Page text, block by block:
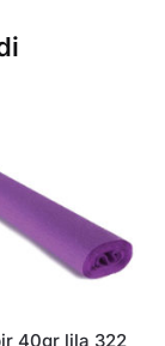
40gr lila 322